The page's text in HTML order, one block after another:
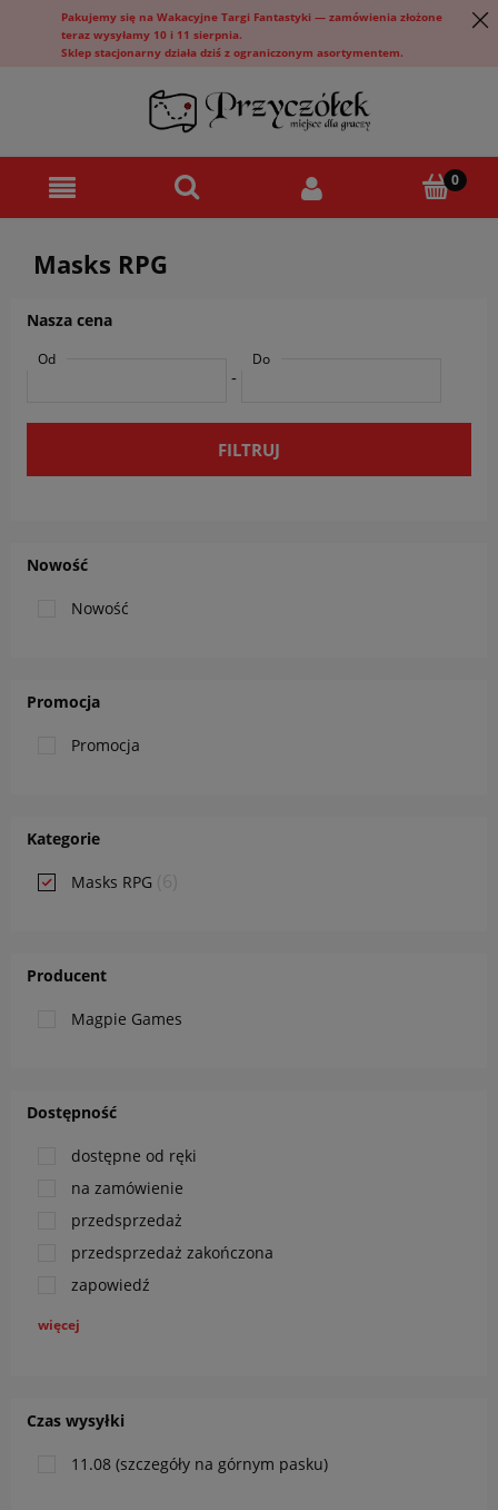
Pakujemy się na Wakacyjne Targi Fantastyki — zamówienia złożone
teraz wysyłamy 10 i 11 sierpnia.
Sklep stacjonarny działa dziś z ograniczonym asortymentem.
Masks RPG
Nowość
Nowość
Promocja
Promocja
Kategorie
Masks RPG
Producent
Magpie Games
Dostępność
dostępne od ręki
na zamówienie
przedsprzedaż
przedsprzedaż zakończona
zapowiedź
więcej
Czas wysyłki
11.08 (szczegóły na górnym pasku)
Nasza cena
Od
-
Do
FILTRUJ